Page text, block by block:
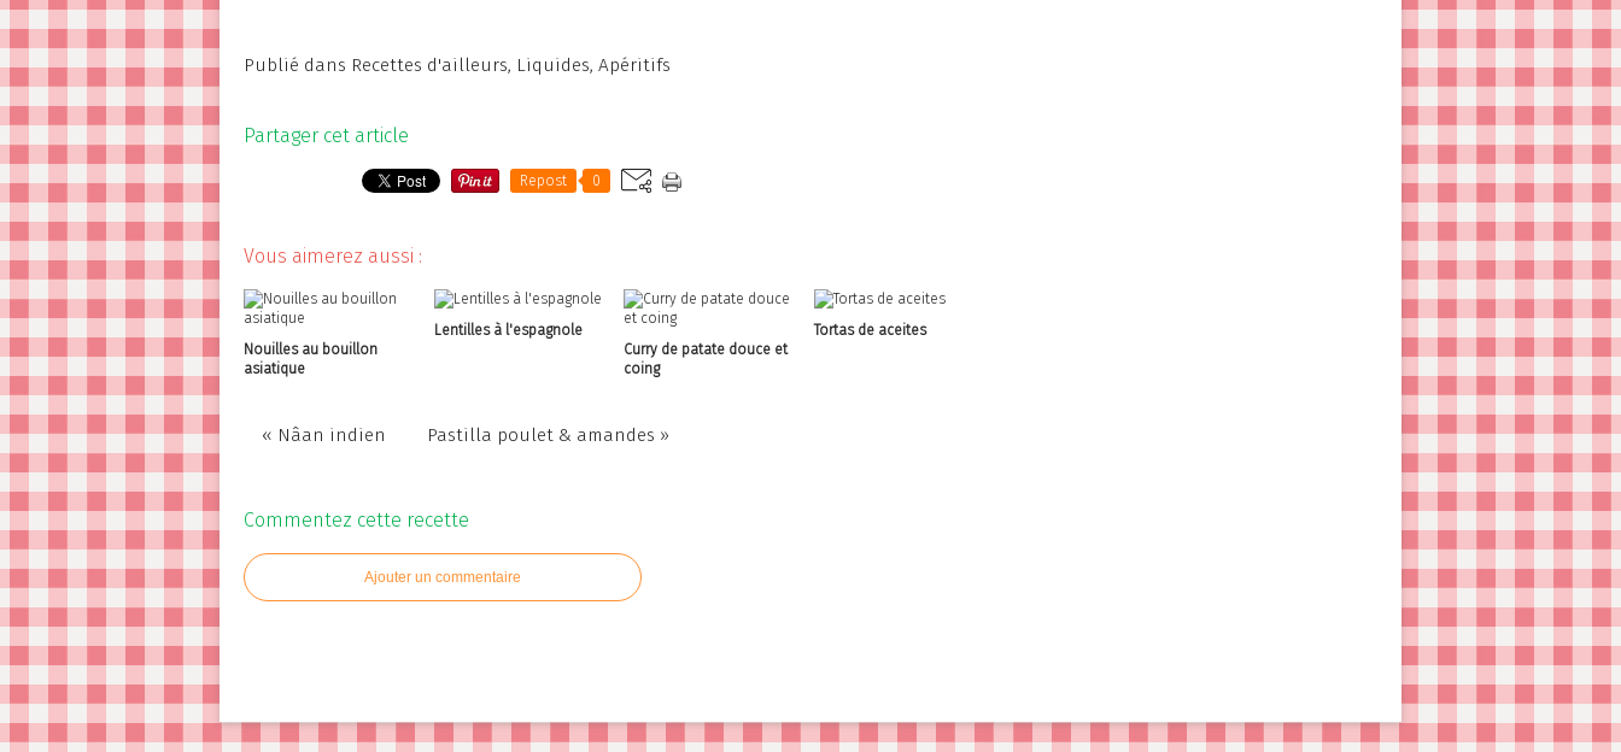
Publié dans Recettes d'ailleurs, Liquides, Apéritifs
Partager cet article
Repost 0
Vous aimerez aussi :
Nouilles au bouillon
asiatique
Lentilles à l'espagnole
Curry de patate douce et
coing
Tortas de aceites
« Nâan indien Pastilla poulet & amandes »
Commentez cette recette
Ajouter un commentaire